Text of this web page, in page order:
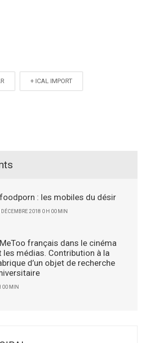
+ ICAL IMPORT
: les mobiles du désir
DÉCEMBRE 2018 0 H 00 MIN
français dans le cinéma
les médias. Contribution à la
d’un objet de recherche
00 MIN